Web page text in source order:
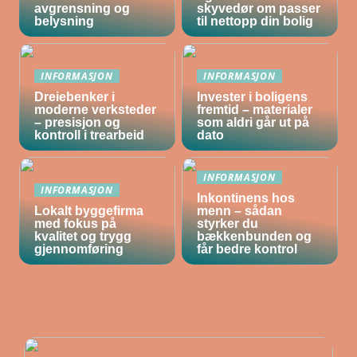
avgrensning og
belysning
skyvedør om passer
til nettopp din bolig
INFORMASJON
Dreiebenker i
moderne verksteder
– presisjon og
kontroll i trearbeid
INFORMASJON
Invester i boligens
fremtid – materialer
som aldri går ut på
dato
INFORMASJON
Lokalt byggefirma
med fokus på
kvalitet og trygg
gjennomføring
INFORMASJON
Inkontinens hos
menn – sådan
styrker du
bækkenbunden og
får bedre kontrol